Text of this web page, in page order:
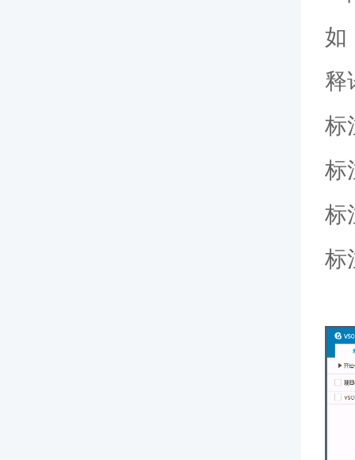
如
释
标
标
标
标